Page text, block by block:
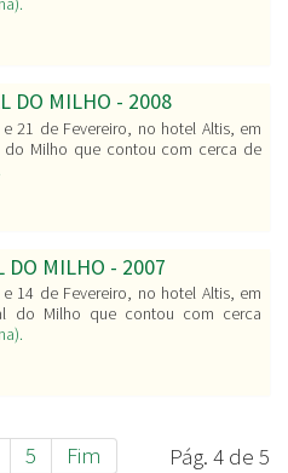
DO MILHO - 2008
21 de Fevereiro, no hotel Altis, em
do Milho que contou com cerca de
DO MILHO - 2007
14 de Fevereiro, no hotel Altis, em
do Milho que contou com cerca
Pág. 4 de 5
5 Fim